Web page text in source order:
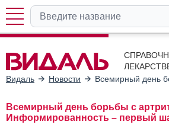
Видаль
Новости Всемирный день
Всемирный день борьбы с
Информированность – первый